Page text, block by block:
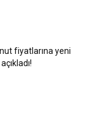
fiyatlarına yeni